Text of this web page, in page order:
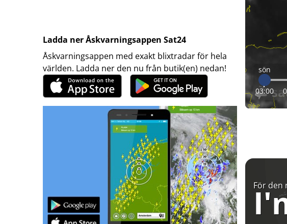
Ladda ner Åskvarningsappen Sat24
Åskvarningsappen med exakt blixtradar för hela
världen. Ladda ner den nu från butik(en) nedan!
sön
03:00
För den